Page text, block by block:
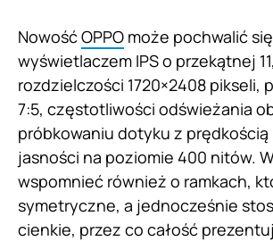
NowośćOPPO może pochwalić się
wyświetlaczem IPS o przekątnej
rozdzielczości 1720×2408 pikseli,
7:5, częstotliwości odświeżania
próbkowaniu dotyku z prędkością
jasności na poziomie 400 nitów.
wspomnieć również o ramkach,
symetryczne, a jednocześnie
cienkie, przez co całość